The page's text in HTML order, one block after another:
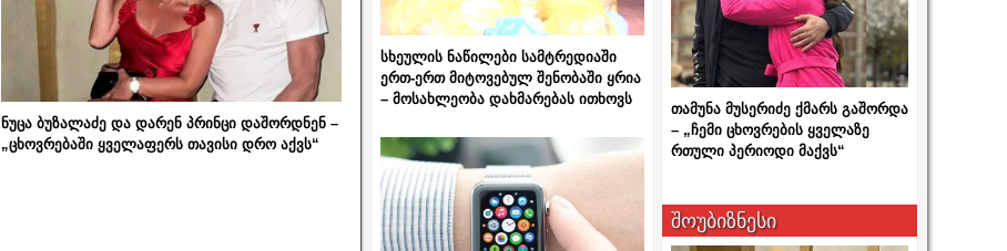
ნუცა ბუზალაძე და დარენ პრინცი დაშორდნენ –
„ცხოვრებაში ყველაფერს თავისი დრო აქვს“
სხეულის ნაწილები სამტრედიაში
ერთ-ერთ მიტოვებულ შენობაში ყრია
– მოსახლეობა დახმარებას ითხოვს
თამუნა მუსერიძე ქმარს გაშორდა
– „ჩემი ცხოვრების ყველაზე
რთული პერიოდი მაქვს“
შოუბიზნესი